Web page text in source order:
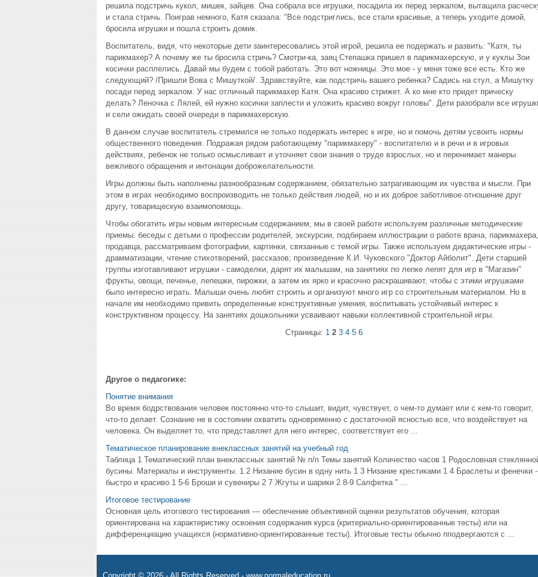
решила подстричь кукол, мишек, зайцев. Она собрала все игрушки, посадила их перед зеркалом, вытащила
и стала стричь. Поиграв немного, Катя сказала: "Все подстриглись, все стали красивые, а теперь уходите домой,
бросила игрушки и пошла строить домик.
Воспитатель, видя, что некоторые дети заинтересовались этой игрой, решила ее подержать и развить: "Катя, ты
парикмахер? А почему же ты бросила стричь? Смотри-ка, заяц Степашка пришел в парикмахерскую, и у куклы Зои
косички расплелись. Давай мы будем с тобой работать. Это вот ножницы. Это мое - у меня тоже все есть. Кто же
следующий? /Пришли Вова с Мишуткой/. Здравствуйте, как подстричь вашего ребенка? Садись на стул, а Мишутку
посади перед зеркалом. У нас отличный парикмахер Катя. Она красиво стрижет. А ко мне кто придет прическу
делать? Леночка с Лялей, ей нужно косички заплести и уложить красиво вокруг головы". Дети разобрали все
и сели ожидать своей очереди в парикмахерскую.
В данном случае воспитатель стремился не только подержать интерес к игре, но и помочь детям усвоить нормы
общественного поведения. Подражая рядом работающему "парикмахеру" - воспитателю и в речи и в игровых
действиях, ребенок не только осмысливает и уточняет свои знания о труде взрослых, но и перенимает манеры
вежливого обращения и интонации доброжелательности.
Игры должны быть наполнены разнообразным содержанием, обязательно затрагивающим их чувства и мысли. При
этом в играх необходимо воспроизводить не только действия людей, но и их доброе заботливое отношение друг
другу, товарищескую взаимопомощь.
Чтобы обогатить игры новым интересным содержанием, мы в своей работе используем различные методические
приемы: беседы с детьми о профессии родителей, экскурсии, подбираем иллюстрации о работе врача, парикмахера,
продавца, рассматриваем фотографии, картинки, связанные с темой игры. Также используем дидактические игры -
драмматизации, чтение стихотворений, рассказов; произведение К.И. Чуковского "Доктор Айболит". Дети старшей
группы изготавливают игрушки - самоделки, дарят их малышам, на занятиях по лепке лепят для игр в "Магазин"
фрукты, овощи, печенье, лепешки, пирожки, а затем их ярко и красочно раскрашивают, чтобы с этими игрушками
было интересно играть. Малыши очень любят строить и организуют много игр со строительным материалом. Но в
начале им необходимо привить определенные конструктивные умения, воспитывать устойчивый интерес к
конструктивном процессу. На занятиях дошкольники усваивают навыки коллективной строительной игры.
Страницы: 1 2 3 4 5 6
Другое о педагогике:
Понятие внимания
Во время бодрствования человек постоянно что-то слышит, видит, чувствует, о чем-то думает или с кем-то говорит,
что-то делает. Сознание не в состоянии охватить одновременно с достаточной ясностью все, что воздействует на
человека. Он выделяет то, что представляет для него интерес, соответствует его ...
Тематическое планирование внеклассных занятий на учебный год
Таблица 1 Тематический план внеклассных занятий № п/п Темы занятий Количество часов 1 Родословная
бусины. Материалы и инструменты. 1 2 Низание бусин в одну нить 1 3 Низание крестиками 1 4 Браслеты и фенечки -
быстро и красиво 1 5-6 Броши и сувениры 2 7 Жгуты и шарики 2 8-9 Салфетка " ...
Итоговое тестирование
Основная цель итогового тестирования — обеспечение объективной оценки результатов обучения, которая
ориентирована на характеристику освоения содержания курса (критериально-ориентированные тесты) или на
дифференциацию учащихся (нормативно-ориентированные тесты). Итоговые тесты обычно пподвергаются с ...